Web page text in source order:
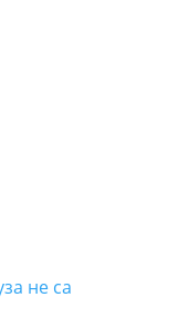
не са